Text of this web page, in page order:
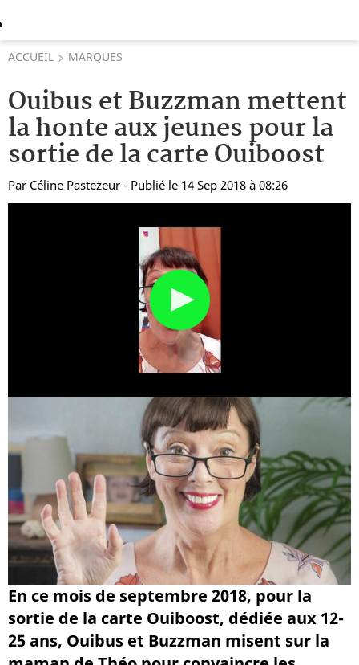
ACCUEIL MARQUES
Ouibus et Buzzman mettent
la honte aux jeunes pour la
sortie de la carte Ouiboost
Par Céline Pastezeur - Publié le 14 Sep 2018 à 08:26
En ce mois de septembre 2018, pour la
sortie de la carte Ouiboost, dédiée aux 12-
25 ans, Ouibus et Buzzman misent sur la